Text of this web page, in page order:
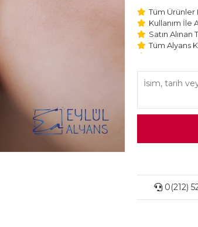
Tüm Ürünler
Kullanım İle
Satın
Tüm Alyans
Beştaş
0(212)